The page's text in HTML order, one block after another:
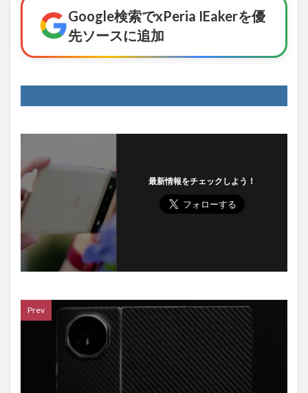
Google検索でxPeria IEakerを優
先ソースに追加
最新情報をチェックしよう！
Prev